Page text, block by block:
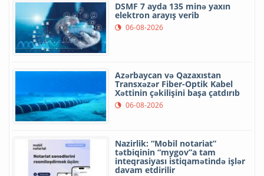
DSMF 7 ayda 135 minə yaxın
elektron arayış verib
06-08-2026
Azərbaycan və Qazaxıstan
Transxəzər Fiber-Optik Kabel
Xəttinin çəkilişini başa çatdırıb
06-08-2026
Nazirlik: “Mobil notariat”
tətbiqinin “mygov”a tam
inteqrasiyası istiqamətində işlər
davam etdirilir